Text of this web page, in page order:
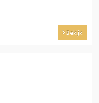
Bekijk